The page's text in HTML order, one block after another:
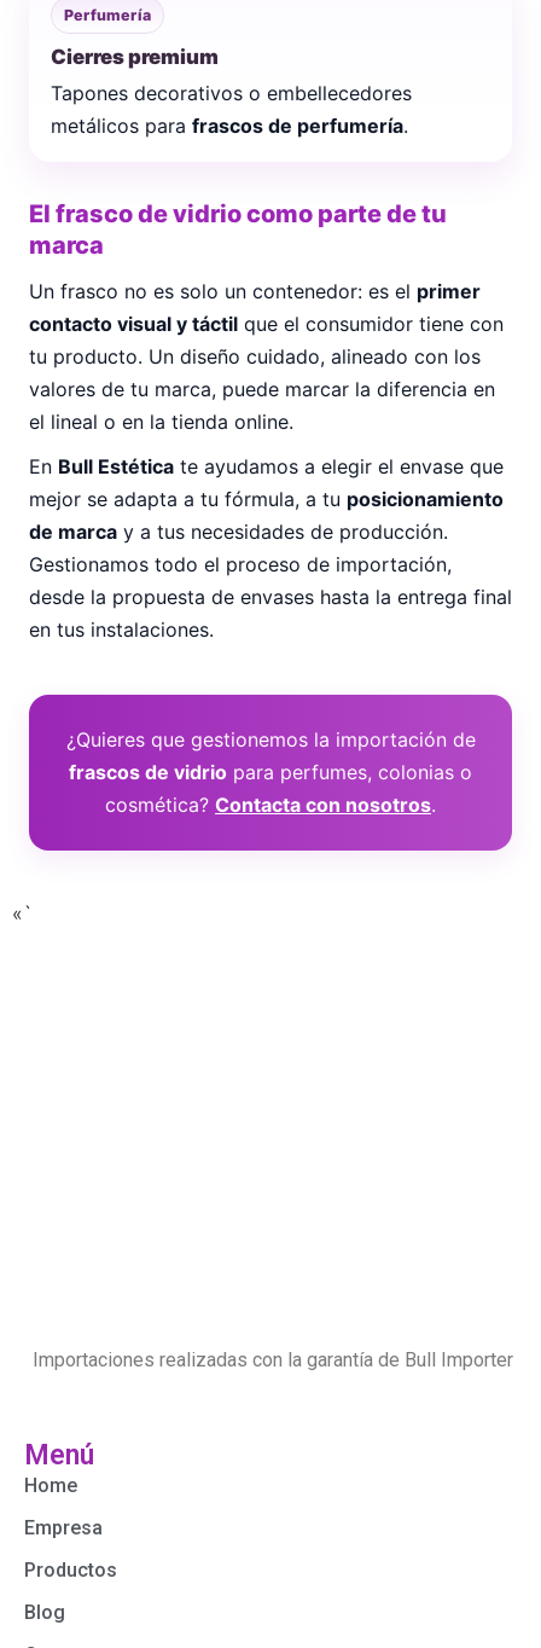
Perfumería
Cierres premium
Tapones decorativos o embellecedores
metálicos para frascos de perfumería.
El frasco de vidrio como parte de tu
marca
Un frasco no es solo un contenedor: es el primer
contacto visual y táctil que el consumidor tiene con
tu producto. Un diseño cuidado, alineado con los
valores de tu marca, puede marcar la diferencia en
el lineal o en la tienda online.
En Bull Estética te ayudamos a elegir el envase que
mejor se adapta a tu fórmula, a tu posicionamiento
de marca y a tus necesidades de producción.
Gestionamos todo el proceso de importación,
desde la propuesta de envases hasta la entrega final
en tus instalaciones.
¿Quieres que gestionemos la importación de
frascos de vidrio para perfumes, colonias o
cosmética? Contacta con nosotros.
«`
Importaciones realizadas con la garantía de Bull Importer
Menú
Home
Empresa
Productos
Blog